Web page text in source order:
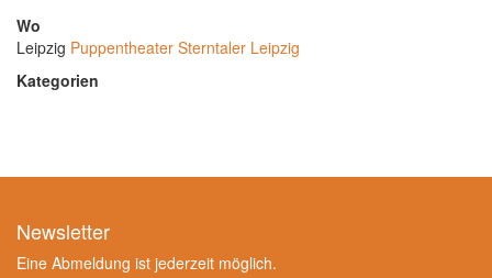
Wo
Leipzig Puppentheater Sterntaler Leipzig
Kategorien
Newsletter
Eine Abmeldung ist jederzeit möglich.